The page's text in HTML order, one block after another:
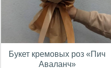
Букет кремовых роз «Пич
Аваланч»